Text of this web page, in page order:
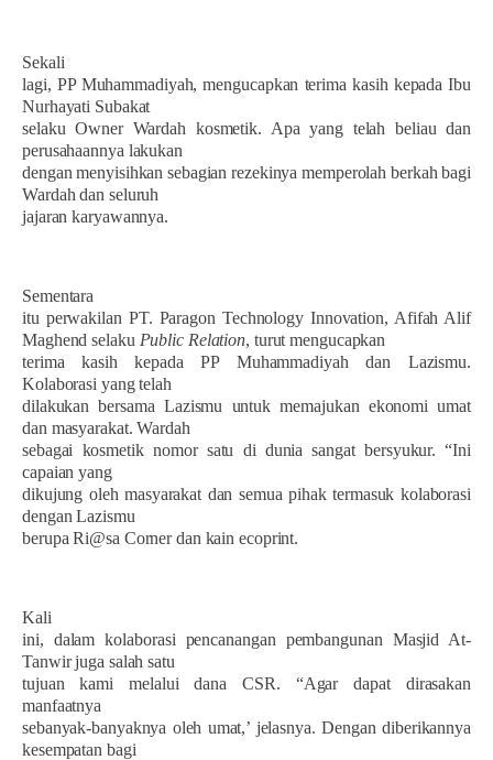
Sekali
lagi, PP Muhammadiyah, mengucapkan terima kasih kepada Ibu
Nurhayati Subakat
selaku Owner Wardah kosmetik. Apa yang telah beliau dan
perusahaannya lakukan
dengan menyisihkan sebagian rezekinya memperolah berkah bagi
Wardah dan seluruh
jajaran karyawannya.
Sementara
itu perwakilan PT. Paragon Technology Innovation, Afifah Alif
Maghend selaku Public Relation, turut mengucapkan
terima kasih kepada PP Muhammadiyah dan Lazismu.
Kolaborasi yang telah
dilakukan bersama Lazismu untuk memajukan ekonomi umat
dan masyarakat. Wardah
sebagai kosmetik nomor satu di dunia sangat bersyukur. “Ini
capaian yang
dikujung oleh masyarakat dan semua pihak termasuk kolaborasi
dengan Lazismu
berupa Ri@sa Corner dan kain ecoprint.
Kali
ini, dalam kolaborasi pencanangan pembangunan Masjid At-
Tanwir juga salah satu
tujuan kami melalui dana CSR. “Agar dapat dirasakan
manfaatnya
sebanyak-banyaknya oleh umat,’ jelasnya. Dengan diberikannya
kesempatan bagi